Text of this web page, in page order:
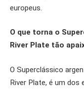
europeus.
O que torna o
River Plate tão
O Superclássico
River Plate, é um